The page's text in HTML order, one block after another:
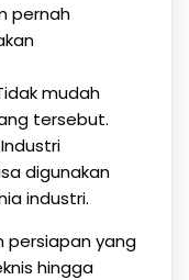
pernah
mudah
tersebut.
digunakan
industri.
persiapan yang
hingga